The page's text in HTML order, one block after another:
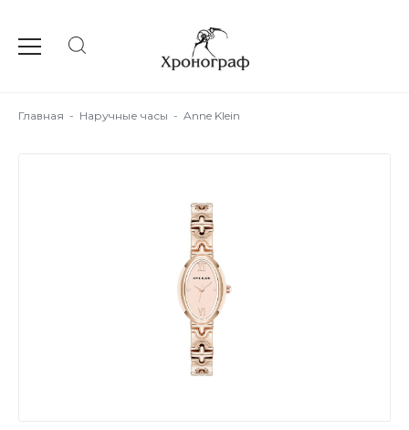
Главная - Наручные часы - Anne Klein